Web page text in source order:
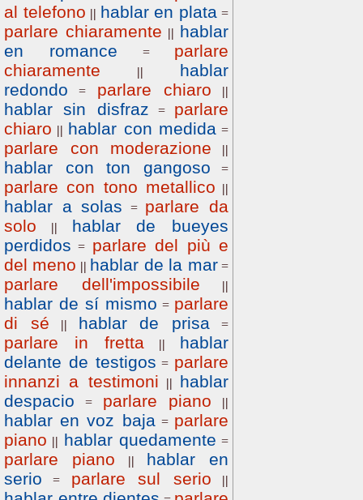
al telefono || hablar en plata =
parlare chiaramente || hablar
en romance = parlare
chiaramente
||
hablar
redondo = parlare chiaro ||
hablar sin disfraz = parlare
chiaro || hablar con medida=
parlare con moderazione ||
hablar con ton gangoso =
parlare con tono metallico ||
hablar a solas = parlare da
solo
||
hablar de bueyes
perdidos = parlare del più e
del meno || hablar de la mar=
parlare dell'impossibile ||
hablar de sí mismo = parlare
di sé
|| hablar de prisa =
parlare in fretta ||
hablar
delante de testigos = parlare
innanzi a testimoni
||
hablar
despacio = parlare piano ||
hablar en voz baja= parlare
piano || hablar quedamente =
parlare piano ||
hablar en
serio = parlare sul serio ||